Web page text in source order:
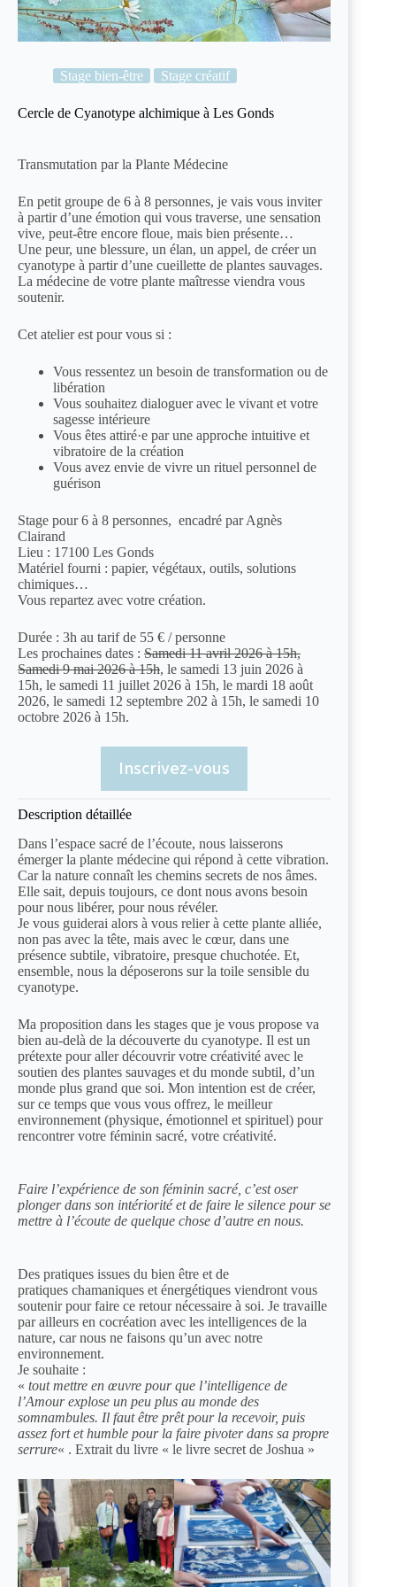
Stage bien-être Stage créatif
Cercle de Cyanotype alchimique à Les Gonds
Transmutation par la Plante Médecine
En petit groupe de 6 à 8 personnes, je vais vous inviter
à partir d’une émotion qui vous traverse, une sensation
vive, peut-être encore floue, mais bien présente…
Une peur, une blessure, un élan, un appel, de créer un
cyanotype à partir d’une cueillette de plantes sauvages.
La médecine de votre plante maîtresse viendra vous
soutenir.
Cet atelier est pour vous si :
Vous ressentez un besoin de transformation ou de
libération
Vous souhaitez dialoguer avec le vivant et votre
sagesse intérieure
Vous êtes attiré·e par une approche intuitive et
vibratoire de la création
Vous avez envie de vivre un rituel personnel de
guérison
Stage pour 6 à 8 personnes, encadré par Agnès
Clairand
Lieu : 17100 Les Gonds
Matériel fourni : papier, végétaux, outils, solutions
chimiques…
Vous repartez avec votre création.
Durée : 3h au tarif de 55 € / personne
Les prochaines dates : Samedi 11 avril 2026 à 15h,
Samedi 9 mai 2026 à 15h, le samedi 13 juin 2026 à
15h, le samedi 11 juillet 2026 à 15h, le mardi 18 août
2026, le samedi 12 septembre 202 à 15h, le samedi 10
octobre 2026 à 15h.
Inscrivez-vous
Description détaillée
Dans l’espace sacré de l’écoute, nous laisserons
émerger la plante médecine qui répond à cette vibration.
Car la nature connaît les chemins secrets de nos âmes.
Elle sait, depuis toujours, ce dont nous avons besoin
pour nous libérer, pour nous révéler.
Je vous guiderai alors à vous relier à cette plante alliée,
non pas avec la tête, mais avec le cœur, dans une
présence subtile, vibratoire, presque chuchotée. Et,
ensemble, nous la déposerons sur la toile sensible du
cyanotype.
Ma proposition dans les stages que je vous propose va
bien au-delà de la découverte du cyanotype. Il est un
prétexte pour aller découvrir votre créativité avec le
soutien des plantes sauvages et du monde subtil, d’un
monde plus grand que soi. Mon intention est de créer,
sur ce temps que vous vous offrez, le meilleur
environnement (physique, émotionnel et spirituel) pour
rencontrer votre féminin sacré, votre créativité.
Faire l’expérience de son féminin sacré, c’est oser
plonger dans son intériorité et de faire le silence pour se
mettre à l’écoute de quelque chose d’autre en nous.
Des pratiques issues du bien être et de
pratiques chamaniques et énergétiques viendront vous
soutenir pour faire ce retour nécessaire à soi. Je travaille
par ailleurs en cocréation avec les intelligences de la
nature, car nous ne faisons qu’un avec notre
environnement.
Je souhaite :
« tout mettre en œuvre pour que l’intelligence de
l’Amour explose un peu plus au monde des
somnambules. Il faut être prêt pour la recevoir, puis
assez fort et humble pour la faire pivoter dans sa propre
serrure« . Extrait du livre « le livre secret de Joshua »